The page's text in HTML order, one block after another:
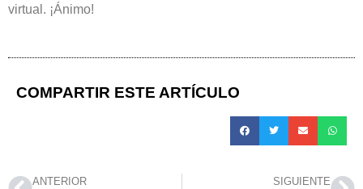
virtual. ¡Ánimo!
COMPARTIR ESTE ARTÍCULO
ANTERIOR
SIGUIENTE